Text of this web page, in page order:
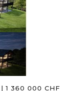
| 1 360 000 CHF